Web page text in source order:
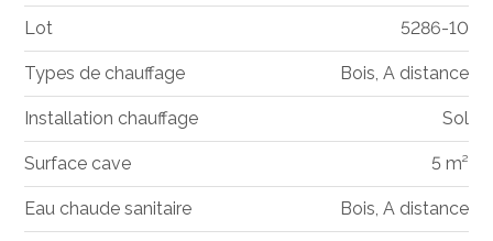
Lot 5286-10
Types de chauffage Bois, A distance
Installation chauffage Sol
Surface cave 5 m²
Eau chaude sanitaire Bois, A distance